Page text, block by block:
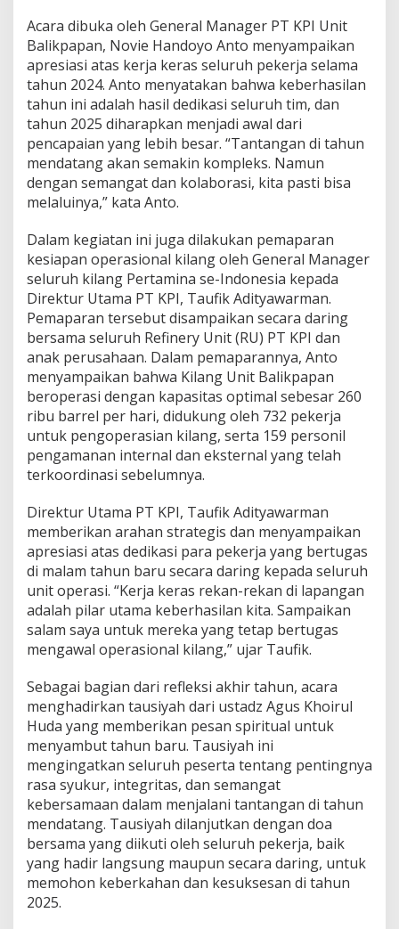
Acara dibuka oleh General Manager PT KPI Unit
Balikpapan, Novie Handoyo Anto menyampaikan
apresiasi atas kerja keras seluruh pekerja selama
tahun 2024. Anto menyatakan bahwa keberhasilan
tahun ini adalah hasil dedikasi seluruh tim, dan
tahun 2025 diharapkan menjadi awal dari
pencapaian yang lebih besar. “Tantangan di tahun
mendatang akan semakin kompleks. Namun
dengan semangat dan kolaborasi, kita pasti bisa
melaluinya,” kata Anto.
Dalam kegiatan ini juga dilakukan pemaparan
kesiapan operasional kilang oleh General Manager
seluruh kilang Pertamina se-Indonesia kepada
Direktur Utama PT KPI, Taufik Adityawarman.
Pemaparan tersebut disampaikan secara daring
bersama seluruh Refinery Unit (RU) PT KPI dan
anak perusahaan. Dalam pemaparannya, Anto
menyampaikan bahwa Kilang Unit Balikpapan
beroperasi dengan kapasitas optimal sebesar 260
ribu barrel per hari, didukung oleh 732 pekerja
untuk pengoperasian kilang, serta 159 personil
pengamanan internal dan eksternal yang telah
terkoordinasi sebelumnya.
Direktur Utama PT KPI, Taufik Adityawarman
memberikan arahan strategis dan menyampaikan
apresiasi atas dedikasi para pekerja yang bertugas
di malam tahun baru secara daring kepada seluruh
unit operasi. “Kerja keras rekan-rekan di lapangan
adalah pilar utama keberhasilan kita. Sampaikan
salam saya untuk mereka yang tetap bertugas
mengawal operasional kilang,” ujar Taufik.
Sebagai bagian dari refleksi akhir tahun, acara
menghadirkan tausiyah dari ustadz Agus Khoirul
Huda yang memberikan pesan spiritual untuk
menyambut tahun baru. Tausiyah ini
mengingatkan seluruh peserta tentang pentingnya
rasa syukur, integritas, dan semangat
kebersamaan dalam menjalani tantangan di tahun
mendatang. Tausiyah dilanjutkan dengan doa
bersama yang diikuti oleh seluruh pekerja, baik
yang hadir langsung maupun secara daring, untuk
memohon keberkahan dan kesuksesan di tahun
2025.